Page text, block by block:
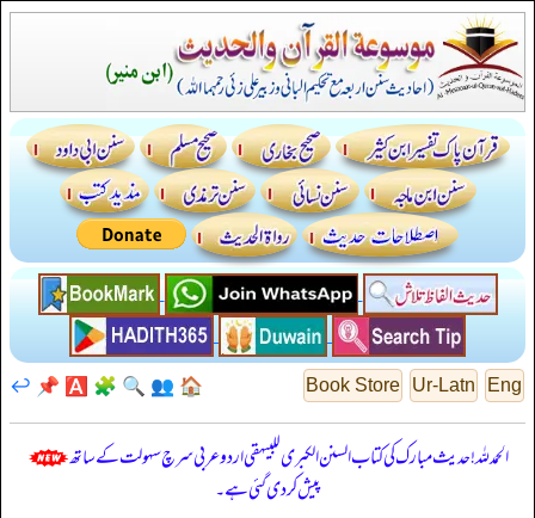
Eng
Ur-Latn
Book Store
🏠
👥
🔍
🧩
🅰️
📌
↩️
الحمدللہ! حدیث مبارک کی کتاب السنن الكبرى للبيهقي اردو عربی سرچ سہولت کے ساتھ
پیش کر دی گئی ہے۔